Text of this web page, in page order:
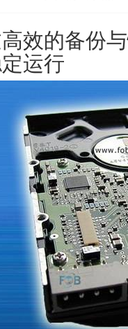
效的备份
运行